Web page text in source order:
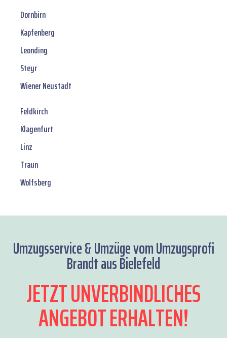
Dornbirn
Kapfenberg
Leonding
Steyr
Wiener Neustadt
Feldkirch
Klagenfurt
Linz
Traun
Wolfsberg
Umzugsservice & Umzüge vom Umzugsprofi
Brandt aus Bielefeld
JETZT UNVERBINDLICHES
ANGEBOT ERHALTEN!